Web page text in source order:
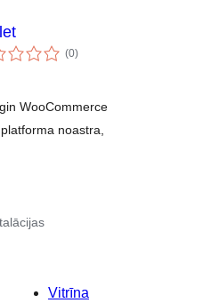
(0vērtējumu
kopsumma
)
WooCommerce
noastra,
Vitrīna